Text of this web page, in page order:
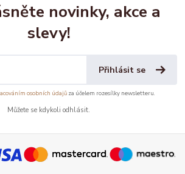
novinky, akce a
slevy!
Přihlásit se
osobních údajůza účelem rozesílky newsletteru.
Můžete se kdykoli odhlásit.